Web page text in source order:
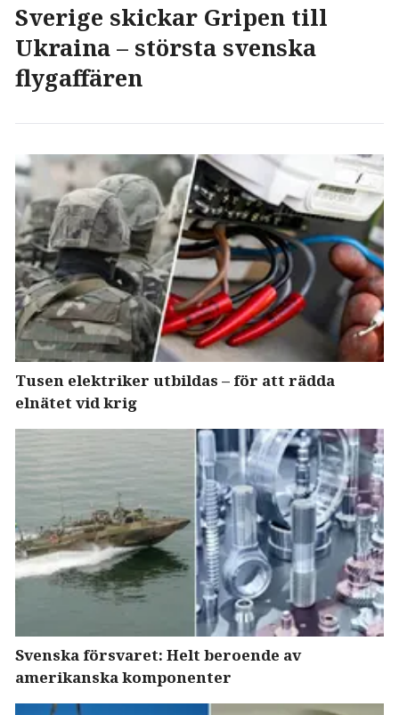
Sverige skickar Gripen till
Ukraina – största svenska
flygaffären
Tusen elektriker utbildas – för att rädda
elnätet vid krig
Svenska försvaret: Helt beroende av
amerikanska komponenter